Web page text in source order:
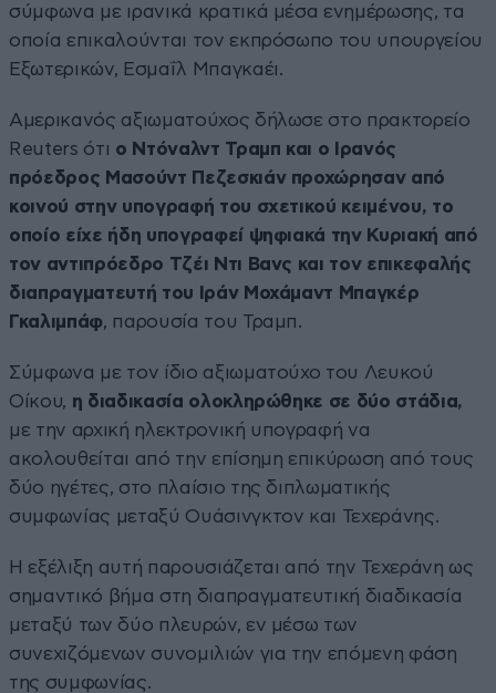
σύμφωνα με ιρανικά κρατικά μέσα ενημέρωσης, τα
οποία επικαλούνται τον εκπρόσωπο του υπουργείου
Εξωτερικών, Εσμαΐλ Μπαγκαέι.
Αμερικανός αξιωματούχος δήλωσε στο πρακτορείο
Reuters ότι ο Ντόναλντ Τραμπ και ο Ιρανός
πρόεδρος Μασούντ Πεζεσκιάν προχώρησαν από
κοινού στην υπογραφή του σχετικού κειμένου, το
οποίο είχε ήδη υπογραφεί ψηφιακά την Κυριακή από
τον αντιπρόεδρο Τζέι Ντι Βανς και τον επικεφαλής
διαπραγματευτή του Ιράν Μοχάμαντ Μπαγκέρ
Γκαλιμπάφ, παρουσία του Τραμπ.
Σύμφωνα με τον ίδιο αξιωματούχο του Λευκού
Οίκου, η διαδικασία ολοκληρώθηκε σε δύο στάδια,
με την αρχική ηλεκτρονική υπογραφή να
ακολουθείται από την επίσημη επικύρωση από τους
δύο ηγέτες, στο πλαίσιο της διπλωματικής
συμφωνίας μεταξύ Ουάσινγκτον και Τεχεράνης.
Η εξέλιξη αυτή παρουσιάζεται από την Τεχεράνη ως
σημαντικό βήμα στη διαπραγματευτική διαδικασία
μεταξύ των δύο πλευρών, εν μέσω των
συνεχιζόμενων συνομιλιών για την επόμενη φάση
της συμφωνίας.